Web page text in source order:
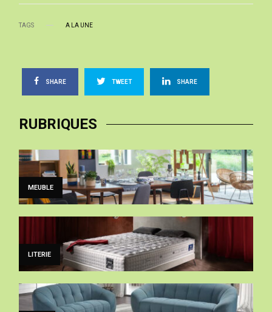
TAGS A LA UNE
SHARE TWEET SHARE
RUBRIQUES
MEUBLE
LITERIE